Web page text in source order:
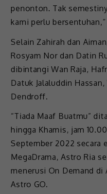
penonton. Tak
kami perlu
Selain Zahirah dan
Rosyam Nor dan Datin
dibintangi Wan Raja,
Datuk Jalaluddin
Dendroff.
“Tiada Maaf Buatmu”
hingga Khamis, jam
September 2022 secara
MegaDrama, Astro Ria
menerusi On Demand di
Astro GO.